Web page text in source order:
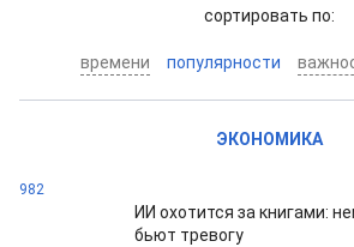
cортировать по:
времени популярности
ЭКОНОМИКА
982
ИИ охотится за книгами:
бьют тревогу